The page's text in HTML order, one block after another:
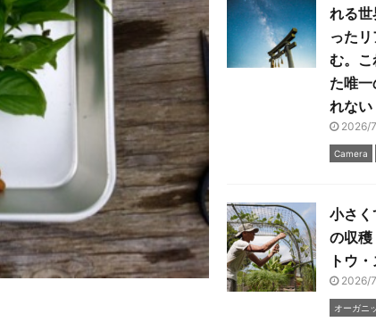
れる
った
む。
た唯
れない
2026/
Camera
小さ
の収
トウ
2026/
オーガニ